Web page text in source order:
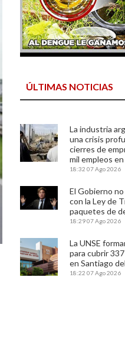
ÚLTIMAS NOTICIAS
La industria
una crisis
cierres de
mil empleos
18:32 07 Ago 2026
El Gobierno
con la Ley de
paquetes de
18:2907 Ago 2026
La UNSE
para cubrir
en Santiago
18:22 07 Ago 2026